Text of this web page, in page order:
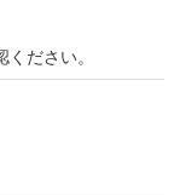
ださい。